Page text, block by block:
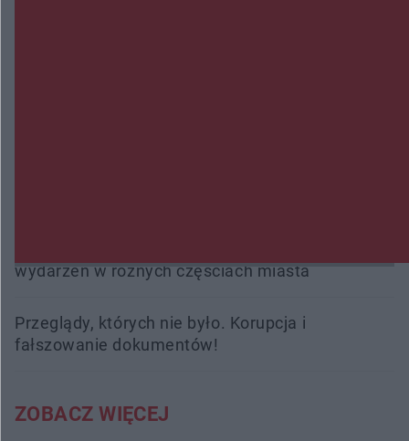
wydarzeń w różnych częściach miasta
Przeglądy, których nie było. Korupcja i
fałszowanie dokumentów!
ZOBACZ WIĘCEJ